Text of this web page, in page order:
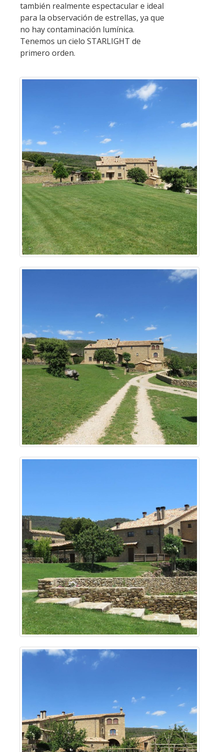
también realmente espectacular e ideal
para la observación de estrellas, ya que
no hay contaminación lumínica.
Tenemos un cielo STARLIGHT de
primero orden.